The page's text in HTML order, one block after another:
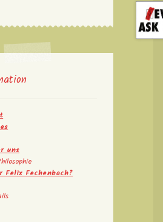
uns
Felix Fechenbach?